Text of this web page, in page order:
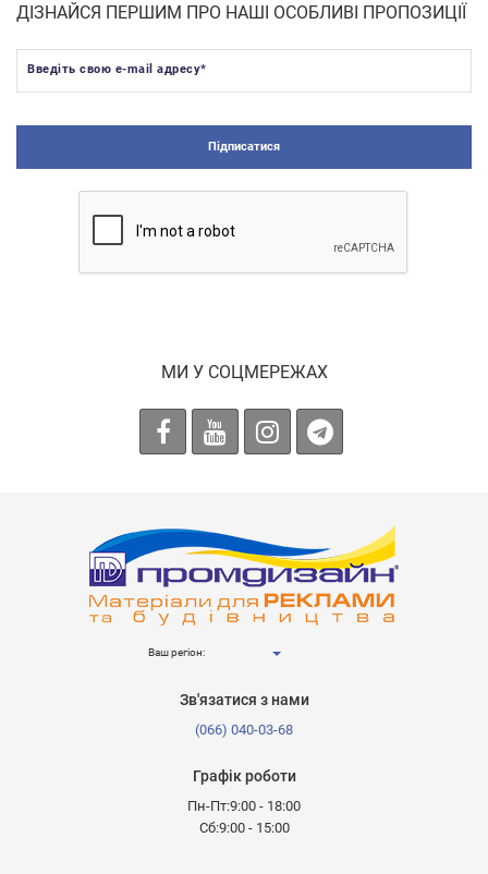
ДІЗНАЙСЯ ПЕРШИМ ПРО НАШІ ОСОБЛИВІ ПРОПОЗИЦІЇ
Введіть свою e-mail адресу*
Підписатися
МИ У СОЦМЕРЕЖАХ
Ваш регіон:
Зв'язатися з нами
(066) 040-03-68
Графік роботи
Пн-Пт:9:00 - 18:00
Сб:9:00 - 15:00